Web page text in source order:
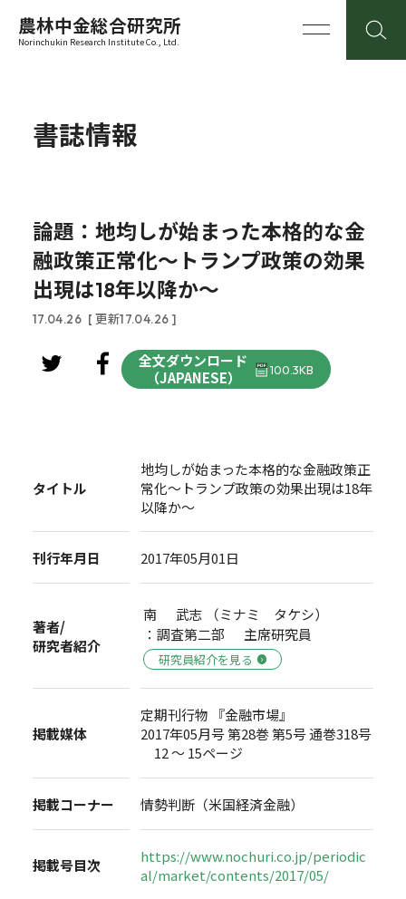
農林中金総合研究所
Norinchukin Research Institute Co., Ltd.
書誌情報
論題：地均しが始まった本格的な金
融政策正常化～トランプ政策の効果
出現は18年以降か～
17.04.26 [ 更新17.04.26 ]
全文ダウンロード
（JAPANESE）
100.3KB
タイトル
地均しが始まった本格的な金融政策正
常化～トランプ政策の効果出現は18年
以降か～
刊行年月日 2017年05月01日
著者/
研究者紹介
南 武志 （ミナミ タケシ）
：調査第二部 主席研究員
研究員紹介を見る
掲載媒体
定期刊行物 『金融市場』
2017年05月号 第28巻 第5号 通巻318号
12 ～ 15ページ
掲載コーナー 情勢判断（米国経済金融）
掲載号目次
https://www.nochuri.co.jp/periodic
al/market/contents/2017/05/